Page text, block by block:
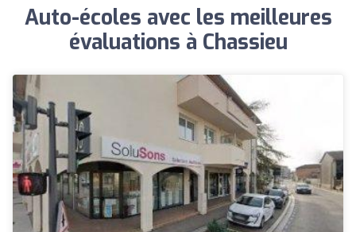
Auto-écoles avec les meilleures
évaluations à Chassieu